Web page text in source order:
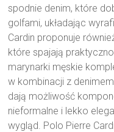
spodnie denim, które
golfami, układając
Cardin proponuje
które spajają
marynarki męskie
w kombinacji z
dają możliwość
nieformalne i lekko
wygląd. Polo Pierre